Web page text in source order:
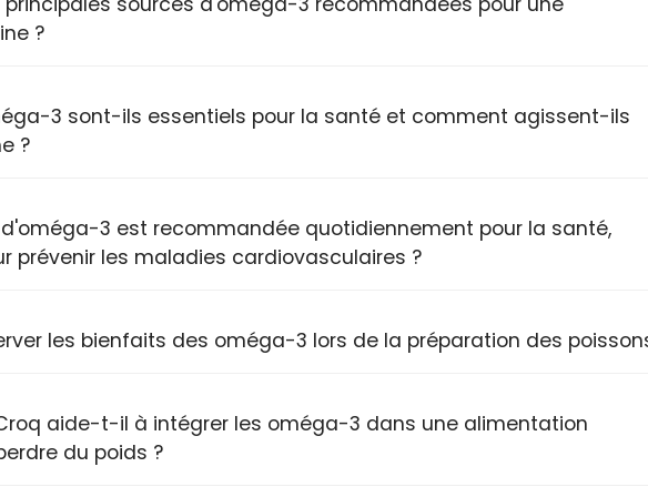
?
3 sont-ils essentiels pour la santé et comment agissent-ils
?
3 est recommandée quotidiennement pour la santé,
prévenir les maladies cardiovasculaires ?
les bienfaits des oméga-3 lors de la préparation des
aide-t-il à intégrer les oméga-3 dans une alimentation
du poids ?